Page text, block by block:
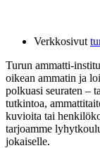
Verkkosivut
Turun ammatti-
oikean ammatin ja
polkuasi seuraten –
tutkintoa,
kuvioita tai
tarjoamme
jokaiselle.